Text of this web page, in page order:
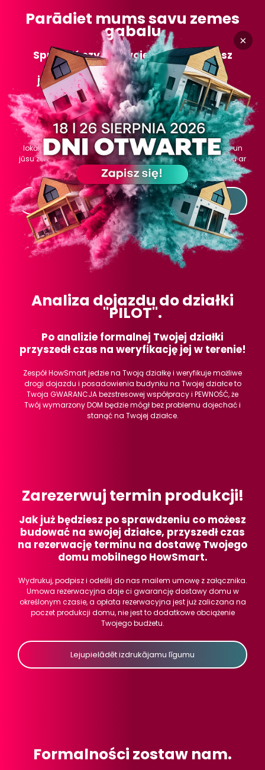
Parādiet mums savu zemes
gabalu
Sprawdź czy na swojej działce możesz
budować budynki mieszkalne
jednorodzinne lub Budynki Rekreacji
Indywidualnej.
Tas ir vissvarīgākais punkts ceļā uz jūsu sapņu mājām.
HowSmart arhitekts pārbaudīs, ko un kādā administratīvā
kārtībā var būvēt jūsu zemes gabalā, pārbaudīs
lokālplānojuma noteikumus, analizēs tehniskos apstākļus un
jūsu zemes gabala apkārtni. Mēs vienmēr sākam sadarbību ar
šo punktu.
Pierakstīties analīzei
Analiza dojazdu do działki
"PILOT".
Po analizie formalnej Twojej działki
przyszedł czas na weryfikację jej w terenie!
Zespół HowSmart jedzie na Twoją działkę i weryfikuje możliwe
drogi dojazdu i posadowienia budynku na Twojej działce to
Twoja GWARANCJA bezstresowej współpracy i PEWNOŚĆ, że
Twój wymarzony DOM będzie mógł bez problemu dojechać i
stanąć na Twojej działce.
Zarezerwuj termin produkcji!
Jak już będziesz po sprawdzeniu co możesz
budować na swojej działce, przyszedł czas
na rezerwację terminu na dostawę Twojego
domu mobilnego HowSmart.
Wydrukuj, podpisz i odeślij do nas mailem umowę z załącznika.
Umowa rezerwacyjna daje ci gwarancję dostawy domu w
określonym czasie, a opłata rezerwacyjna jest już zaliczana na
poczet produkcji domu, nie jest to dodatkowe obciążenie
Twojego budżetu.
Lejupielādēt izdrukājamu līgumu
Formalności zostaw nam.
×